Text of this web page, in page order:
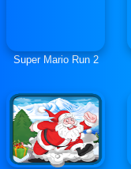
Super Mario Run 2